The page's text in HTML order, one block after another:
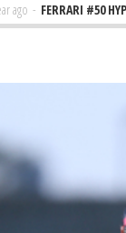
- FERRARI #50